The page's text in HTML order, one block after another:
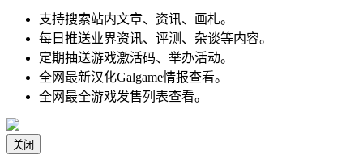
支持搜索站内文章、资讯、画札。
每日推送业界资讯、评测、杂谈等内容。
定期抽送游戏激活码、举办活动。
全网最新汉化Galgame情报查看。
全网最全游戏发售列表查看。
关闭